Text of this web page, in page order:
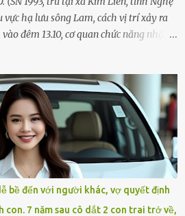
hạ lưu sông Lam, cách vị trí xảy ra
đêm 13.10, cơ quan chức năng nhận
ôm theo 2 con gái nhỏ nhảy xuống
ngóng chờ thông tin tìm kiếm 3 bố
vụ nhảy cầu. Ảnh: Hải Dương Tại
hiện một chiếc xe máy mang biển kiểm
cặp học sinh. Ngay trong đêm, lực
các đội cứu hộ tình nguyện triển
nạn nhân được xác định là anh V.V.D.
2020) và V.G.T. (SN 2021). Hai cháu là
bề đến với người khác, vợ quyết định
con. 7 năm sau cô dắt 2 con trai trở về,